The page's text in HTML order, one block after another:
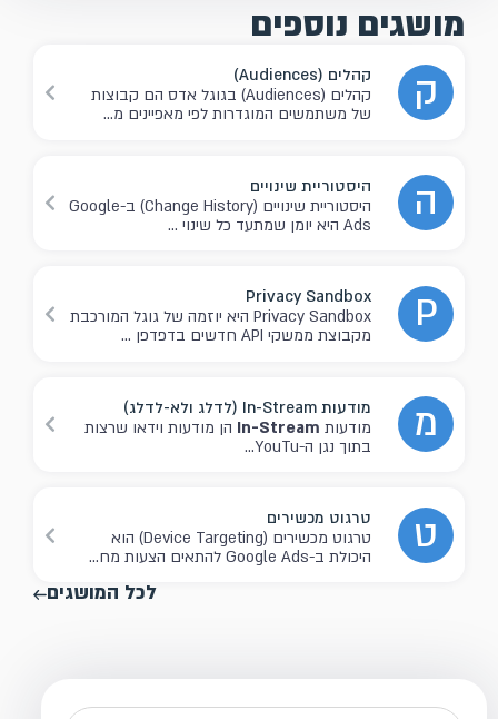
מושגים נוספים
ק
קהלים (Audiences)
קהלים (Audiences) בגוגל אדס הם קבוצות
של משתמשים המוגדרות לפי מאפיינים מ...
ה
היסטוריית שינויים
היסטוריית שינויים (Change History) ב-Google
Ads היא יומן שמתעד כל שינוי ...
P
Privacy Sandbox
Privacy Sandbox היא יוזמה של גוגל המורכבת
מקבוצת ממשקי API חדשים בדפדפן ...
מ
מודעות In-Stream (לדלג ולא-לדלג)
מודעות In-Stream הן מודעות וידאו שרצות
בתוך נגן ה-YouTu...
ט
טרגוט מכשירים
טרגוט מכשירים (Device Targeting) הוא
היכולת ב-Google Ads להתאים הצעות מח...
לכל המושגים